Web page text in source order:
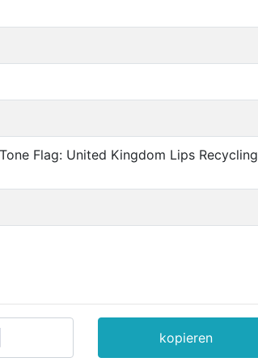
Flag: United Kingdom Lips Recycling
kopieren